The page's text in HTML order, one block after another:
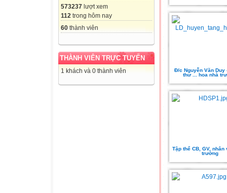
573237 lượt xem
112 trong hôm nay
60 thành viên
THÀNH VIÊN TRỰC TUYẾN
1 khách và 0 thành viên
Đ/c Nguyễn Văn Duy
thư ... hoa nhà
Tập thể CB, GV, nhân
trường